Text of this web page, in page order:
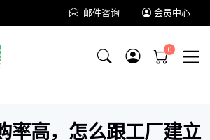
邮件咨询 会员中心
率高，怎么跟工厂建立